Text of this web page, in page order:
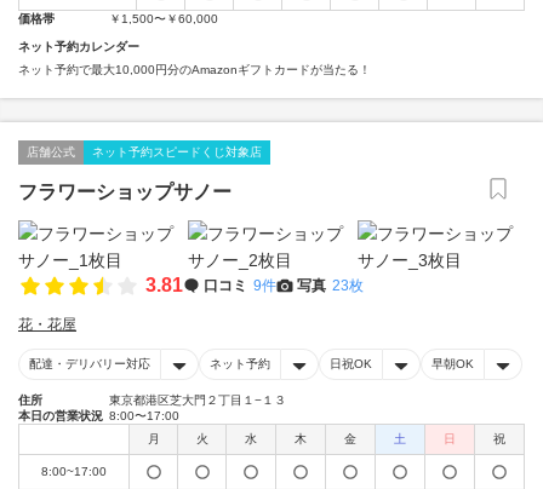
価格帯
￥1,500〜￥60,000
ネット予約カレンダー
ネット予約で最大10,000円分のAmazonギフトカードが当たる！
店舗公式 ネット予約スピードくじ対象店
フラワーショップサノー
3.81 口コミ 9件 写真 23枚
花・花屋
配達・デリバリー対応 ネット予約 日祝OK 早朝OK
住所
東京都港区芝大門２丁目１−１３
本日の営業状況 8:00〜17:00
月
火 水 木 金 土 日 祝
8:00~17:00